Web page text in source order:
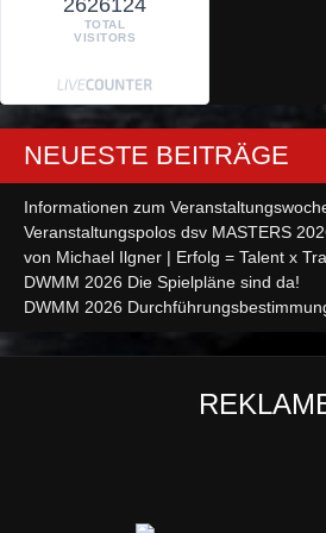
TOTAL
VISITORS
NEUESTE BEITRÄGE
Informationen zum
Veranstaltungspolos dsv MASTERS
von Michael Ilgner | Erfolg = Talent x
DWMM 2026 Die Spielpläne sind da!
DWMM 2026